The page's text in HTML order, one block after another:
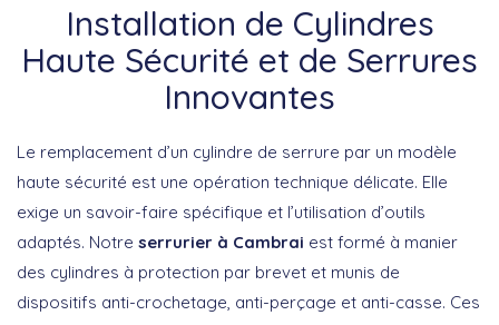
Installation de Cylindres
Haute Sécurité et de Serrures
Innovantes
Le remplacement d’un cylindre de serrure par un modèle
haute sécurité est une opération technique délicate. Elle
exige un savoir-faire spécifique et l’utilisation d’outils
adaptés. Notre serrurier à Cambrai est formé à manier
des cylindres à protection par brevet et munis de
dispositifs anti-crochetage, anti-perçage et anti-casse. Ces